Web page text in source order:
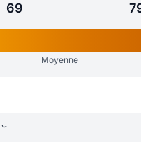
69
Moyenne